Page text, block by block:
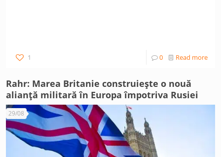
1 0 Read more
Rahr: Marea Britanie construiește o nouă
alianță militară în Europa împotriva Rusiei
29/08